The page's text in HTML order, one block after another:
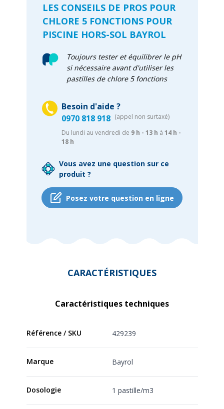
LES CONSEILS DE PROS POUR
CHLORE 5 FONCTIONS POUR
PISCINE HORS-SOL BAYROL
Toujours tester et équilibrer le pH
si nécessaire avant d'utiliser les
pastilles de chlore 5 fonctions
Besoin d'aide ?
0970 818 918 (appel non surtaxé)
Du lundi au vendredi de 9 h - 13 h à 14 h -
18 h
Vous avez une question sur ce
produit ?
Posez votre question en ligne
CARACTÉRISTIQUES
Caractéristiques techniques
Référence / SKU 429239
Marque Bayrol
Dosologie 1 pastille/m3